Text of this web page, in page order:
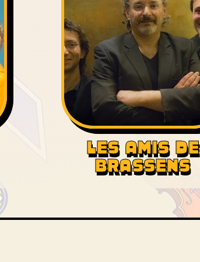
LES AMIS DE
BRASSENS